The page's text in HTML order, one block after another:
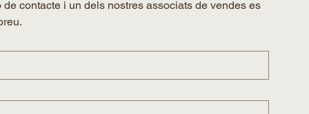
contacte i un dels nostres associats de vendes es